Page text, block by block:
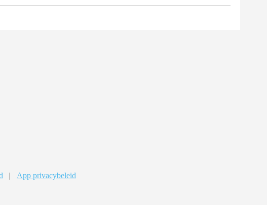
| App privacybeleid